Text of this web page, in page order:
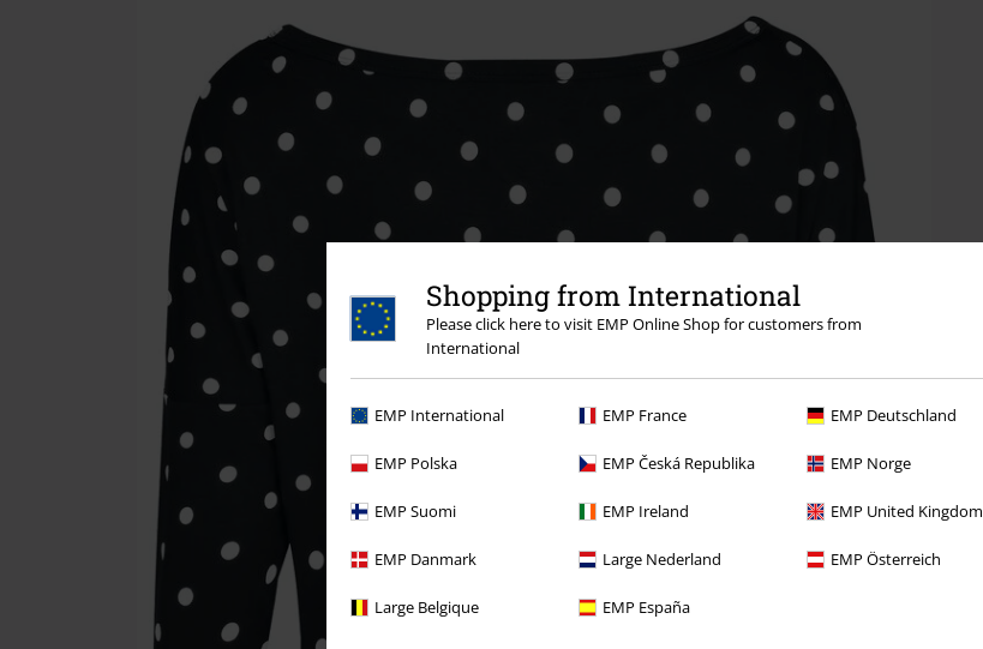
Shopping from International
Please click here to visit EMP Online Shop for customers from
International
EMP International EMP France EMP Deutschland
EMP Polska EMP Česká Republika EMP Norge
EMP Suomi EMP Ireland EMP United Kingdom
EMP Danmark Large Nederland EMP Österreich
Large Belgique EMP España